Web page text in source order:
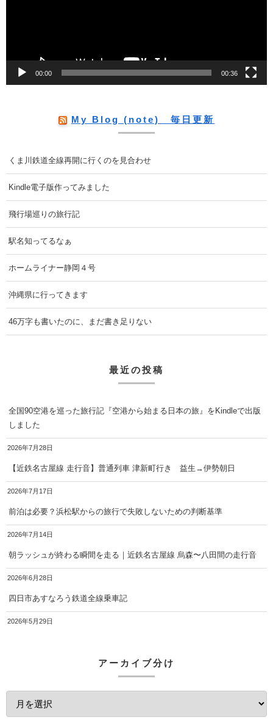
00:00 00:36
My Blog (note) 毎日更新
くま川鉄道全線再開に行くのを見合わせ
Kindle電子版作ってみました
飛行場巡りの旅行記
駅名知ってるなぁ
ホームライナー静岡４号
沖縄県に行ってきます
46万字も書いたのに、まだ書き足りない
最近の投稿
全国90空港を巡った旅行記『空港から始まる日本の旅』をKindleで出版
しました
2026年7月28日
【近鉄名古屋線 走行音】普通列車 津新町行き 益生→伊勢朝日
2026年7月17日
前泊は必要？浜松駅からの旅行で失敗しないための判断基準
2026年7月14日
朝ラッシュが終わる瞬間を走る｜近鉄名古屋線 烏森〜八田間の走行音
2026年6月28日
四日市あすなろう鉄道全線乗車記
2026年5月29日
アーカイブ分け